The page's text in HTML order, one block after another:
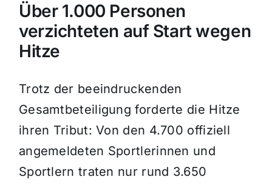
Über 1.000 Personen
verzichteten auf Start wegen
Hitze
Trotz der beeindruckenden
Gesamtbeteiligung forderte die Hitze
ihren Tribut: Von den 4.700 offiziell
angemeldeten Sportlerinnen und
Sportlern traten nur rund 3.650